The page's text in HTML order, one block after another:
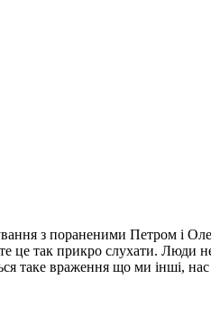
з пораненими Петром і
це так прикро слухати. Люди
таке враження що ми інші, нас